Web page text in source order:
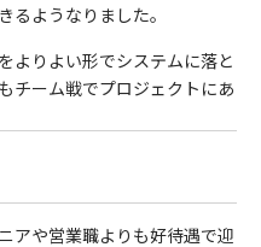
るようなりました。
よりよい形でシステムに落と
チーム戦でプロジェクトにあ
アや営業職よりも好待遇で迎